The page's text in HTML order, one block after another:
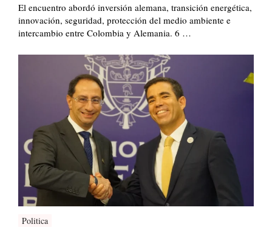
El encuentro abordó inversión alemana, transición energética,
innovación, seguridad, protección del medio ambiente e
intercambio entre Colombia y Alemania. 6 …
Politica